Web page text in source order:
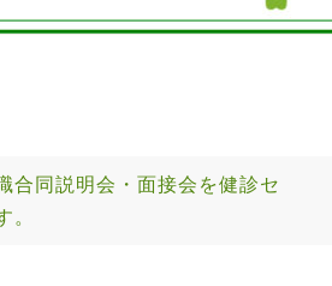
合同説明会・面接会を健診セ
。